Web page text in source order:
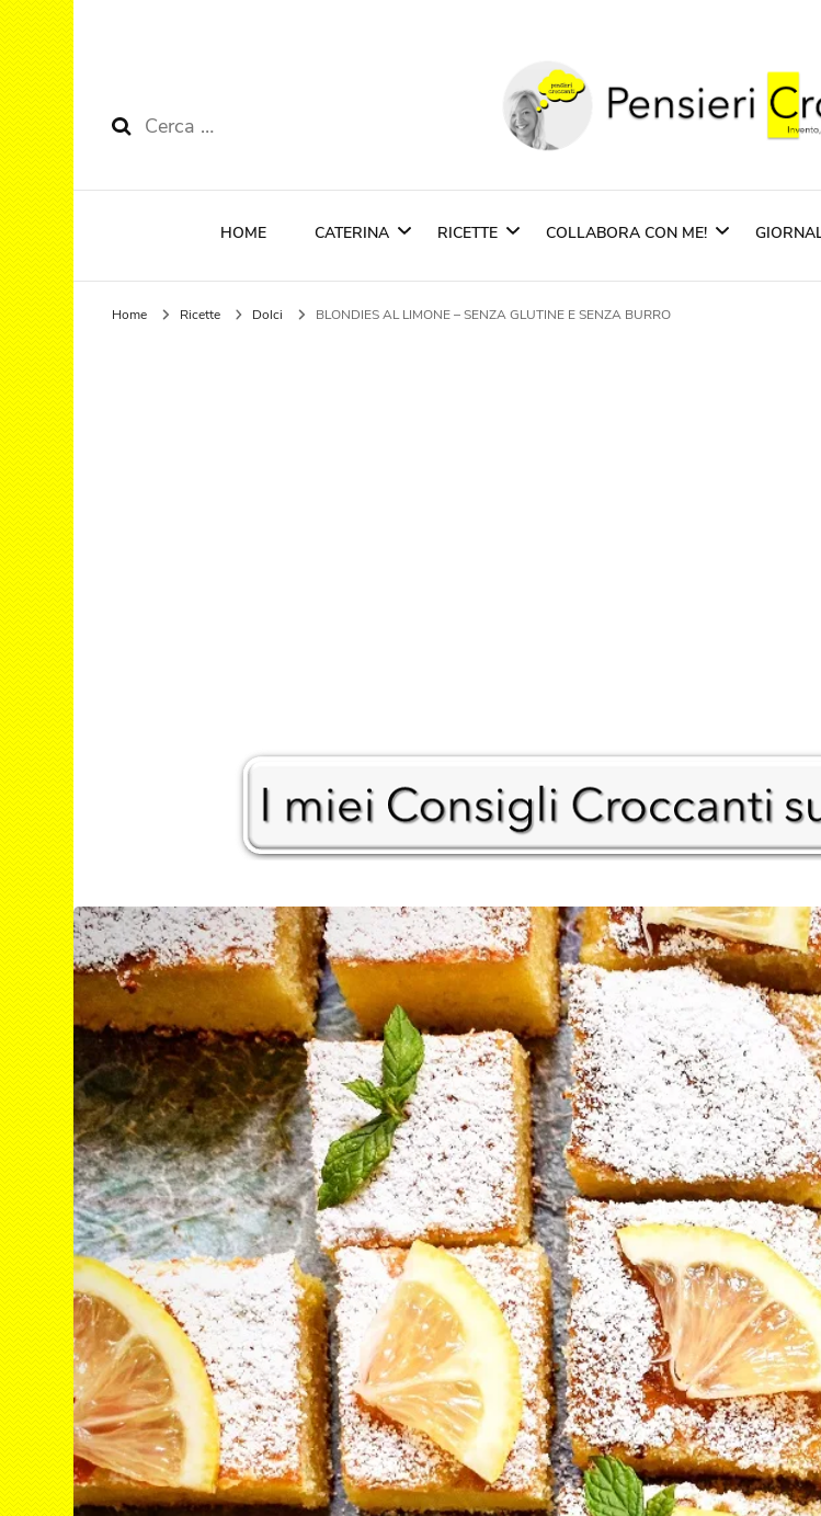
Ricerca
Pensieri
HOME CATERINA RICETTE
Cucina Abruzzese
Pancakes
Pancakes
Pancakes
Waffles
Ricette Salvacibo
Con il LAMBRUSCO
Le Ricette dell’ Avvento
Video Ricette
International Recipes
COLLABORA CON ME!
Home Ricette Dolci BLONDIES AL LIMONE – SENZA GLUTINE E SENZA BURRO